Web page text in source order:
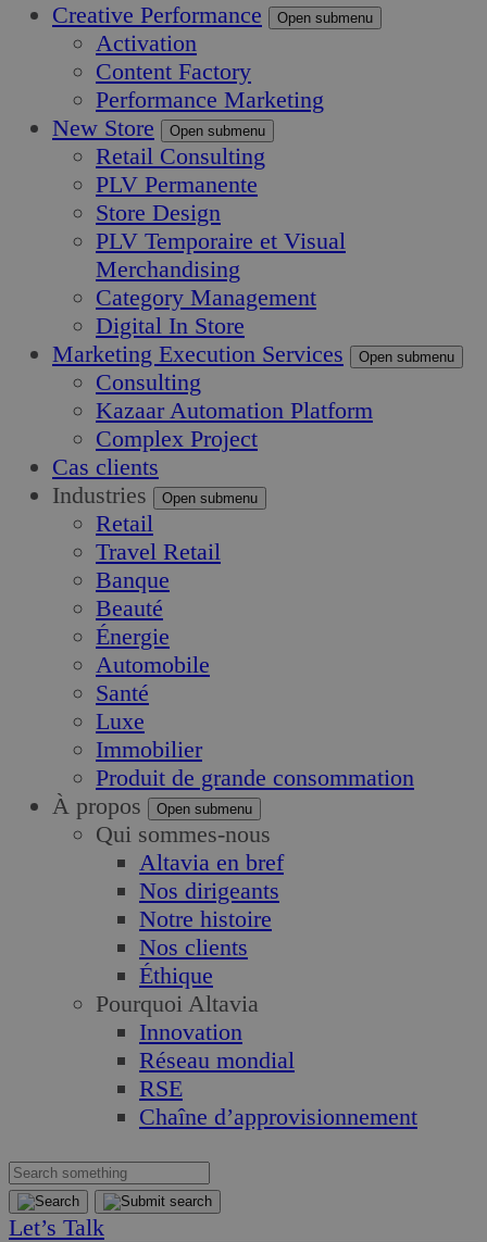
Creative Performance
Open submenu
Activation
Content Factory
Performance Marketing
New Store
Open submenu
Retail Consulting
PLV Permanente
Store Design
PLV Temporaire et Visual
Merchandising
Category Management
Digital In Store
Marketing Execution Services
Open submenu
Consulting
Kazaar Automation Platform
Complex Project
Cas clients
Industries
Open submenu
Retail
Travel Retail
Banque
Beauté
Énergie
Automobile
Santé
Luxe
Immobilier
Produit de grande consommation
À propos
Open submenu
Qui sommes-nous
Altavia en bref
Nos dirigeants
Notre histoire
Nos clients
Éthique
Pourquoi Altavia
Innovation
Réseau mondial
RSE
Chaîne d’approvisionnement
Let’s Talk